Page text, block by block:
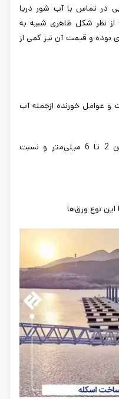
در تماس با آب شور دریا
نظر شکل ظاهری شبیه به
بوده و قیمت آن نیز کمی از
و عوامل خورنده ازجمله آب
تولید در ضخامت‌های پایین بین 2 تا 6 میلی‌متر و نسبت
نوع ورق‌ها